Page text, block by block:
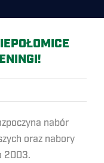
nabór
oraz nabory
2003.